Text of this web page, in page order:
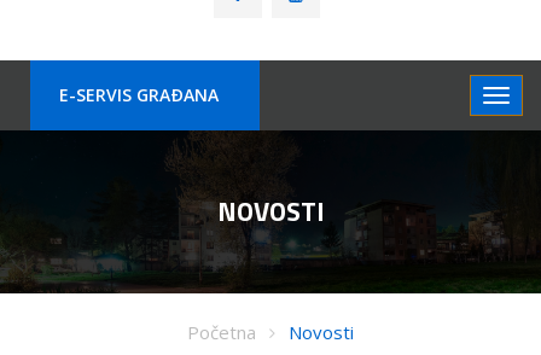
E-SERVIS GRAÐANA
NOVOSTI
Početna Novosti